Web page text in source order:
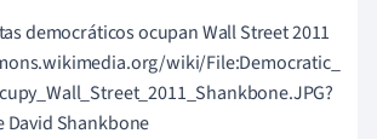
democráticos ocupan Wall Street 2011
wiki/File:Democratic_
David Shankbone